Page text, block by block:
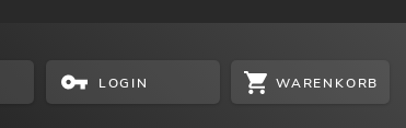
LOGIN WARENKORB